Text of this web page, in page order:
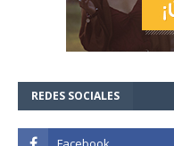
REDES SOCIALES